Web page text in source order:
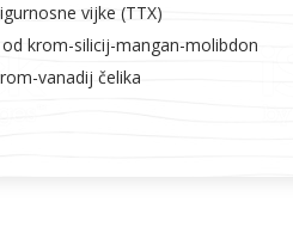
vijke (TTX)
krom-silicij-mangan-molibdon
vanadij čelika